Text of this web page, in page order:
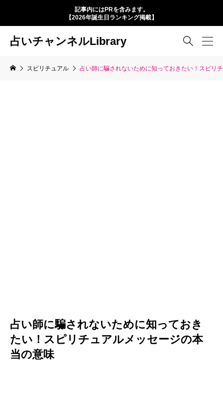
記事内にはPRを含みます。
【2026年誕生日ランキング掲載】
占いチャンネルLibrary 
スピリチュアル 占い師に騙されないために知っておきたい！スピリ
占い師に騙されないために知っておき
たい！スピリチュアルメッセージの本
当の意味